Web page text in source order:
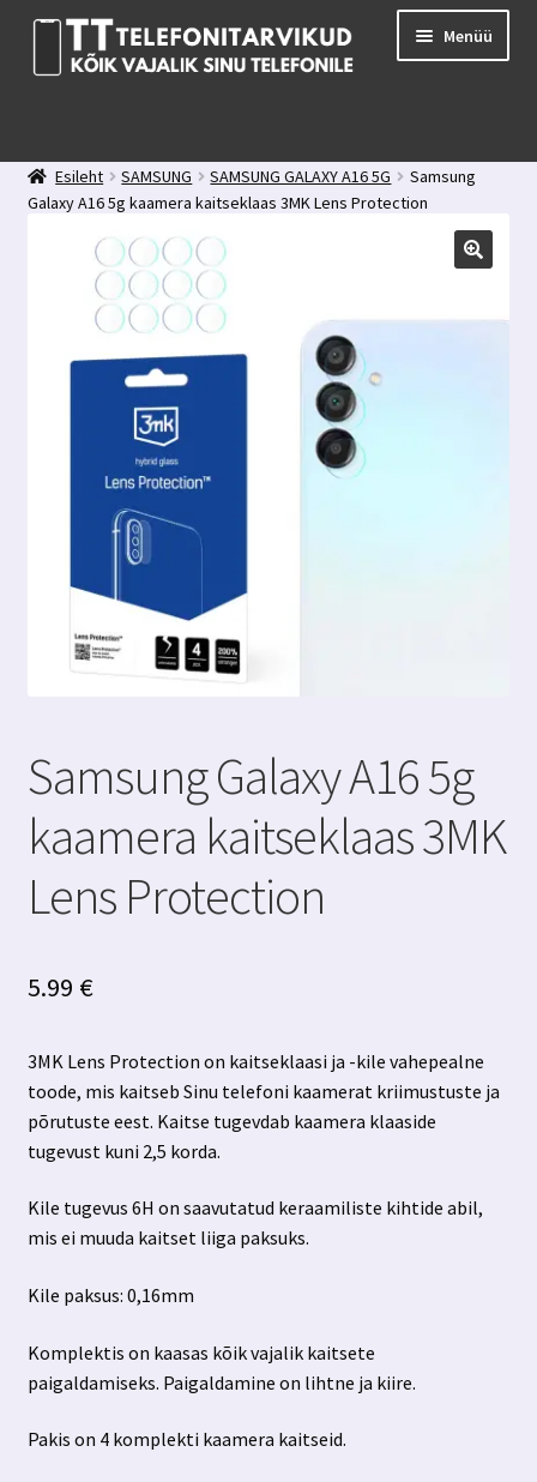
Liigu
navigeerimisele
Liigu
juurde
Menüü
Minu konto
Kontakt
Tagasiside
Esileht SAMSUNG SAMSUNG GALAXY A16 5G
Samsung
Galaxy A16 5g kaamera kaitseklaas 3MK Lens Protection
Samsung Galaxy A16 5g
kaamera kaitseklaas 3MK
Lens Protection
5.99 €
3MK Lens Protection on kaitseklaasi ja -kile vahepealne
toode, mis kaitseb Sinu telefoni kaamerat kriimustuste ja
põrutuste eest. Kaitse tugevdab kaamera klaaside
tugevust kuni 2,5 korda.
Kile tugevus 6H on saavutatud keraamiliste kihtide abil,
mis ei muuda kaitset liiga paksuks.
Kile paksus: 0,16mm
Komplektis on kaasas kõik vajalik kaitsete
paigaldamiseks. Paigaldamine on lihtne ja kiire.
Pakis on 4 komplekti kaamera kaitseid.